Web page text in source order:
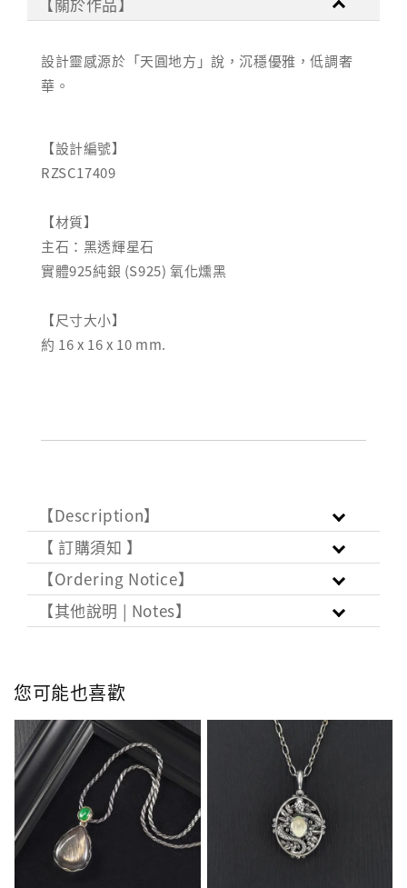
設計靈感源於「天圓地方」說，沉穩優雅，低調奢
華。
【設計編號】
RZSC17409
【材質】
主石：黑透輝星石
實體925純銀 (S925) 氧化燻黑
【尺寸大小】
約 16 x 16 x 10 mm.
【Description】
【 訂購須知 】
【Ordering Notice】
【其他說明 | Notes】
您可能也喜歡